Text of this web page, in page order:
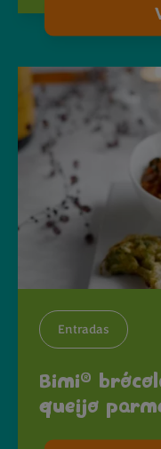
Entradas
Bimi®
queijo